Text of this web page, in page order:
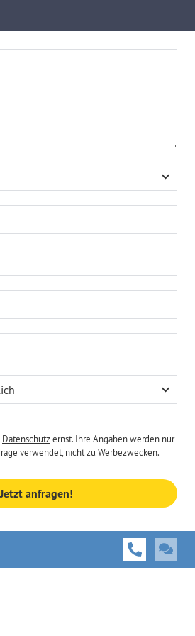
Datenschutzernst. Ihre Angaben werden nur
verwendet, nicht zu Werbezwecken.
Jetzt anfragen!